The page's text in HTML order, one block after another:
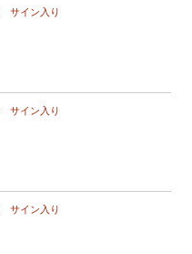
サイン入り
サイン入り
サイン入り